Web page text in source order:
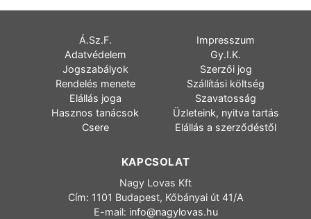
Á.Sz.F.
Impresszum
Adatvédelem
Gy.I.K.
Jogszabályok
Szerzői jog
Rendelés menete
Szállítási költség
Elállás joga
Szavatosság
Hasznos tanácsok
Üzleteink, nyitva tartás
Csere
Elállás a szerződéstől
KAPCSOLAT
Nagy Lovas Kft
Cím: 1101 Budapest, Kőbányai út 41/A
E-mail: info@nagylovas.hu